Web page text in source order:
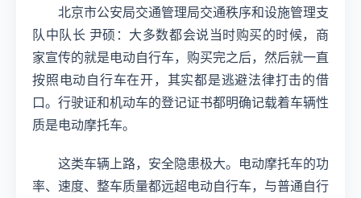
北京市公安局交通管理局交通秩序和设施管理支
队中队长 尹硕：大多数都会说当时购买的时候，商
家宣传的就是电动自行车，购买完之后，然后就一直
按照电动自行车在开，其实都是逃避法律打击的借
口。行驶证和机动车的登记证书都明确记载着车辆性
质是电动摩托车。
这类车辆上路，安全隐患极大。电动摩托车的功
率、速度、整车质量都远超电动自行车，与普通自行